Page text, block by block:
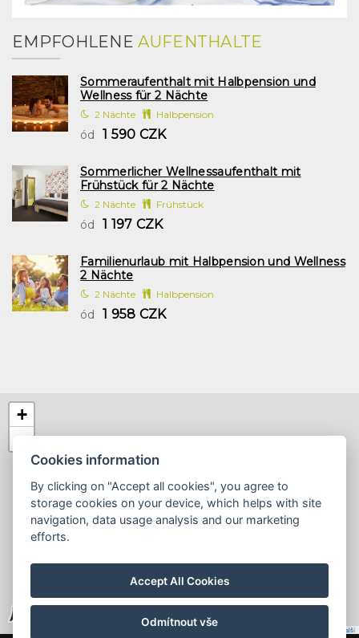
EMPFOHLENEAUFENTHALTE
Sommeraufenthalt mit Halbpension und
Wellness für 2 Nächte
2 Nächte Halbpension
ód 1 590 CZK
Sommerlicher Wellnessaufenthalt mit
Frühstück für 2 Nächte
2 Nächte Frühstück
ód 1 197 CZK
Familienurlaub mit Halbpension und Wellness
2 Nächte
2 Nächte Halbpension
ód 1 958 CZK
+
© Seznam.cz a.s. a další
Cookies information
By clicking on "Accept all cookies", you agree to
storage cookies on your device, which helps with site
navigation, data usage analysis and our marketing
efforts.
Accept All Cookies
Odmítnout vše